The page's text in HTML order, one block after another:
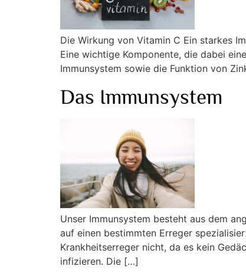
Die Wirkung von Vitamin C Ein starkes
Eine wichtige Komponente, die dabei
Immunsystem sowie die Funktion von
Das Immunsystem
Unser Immunsystem besteht aus dem
auf einen bestimmten Erreger
Krankheitserreger nicht, da es kein
infizieren. Die […]